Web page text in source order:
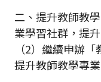
二、提升教師教
業學習社群，提
（2）繼續申辦
提升教師教學專